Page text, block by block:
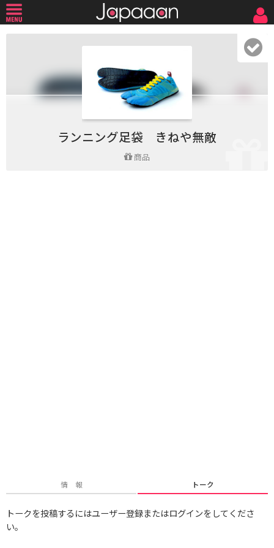
ランニング足袋 きねや無敵
商品
情 報 トーク
トークを投稿するにはユーザー登録またはログインをしてくださ
い。